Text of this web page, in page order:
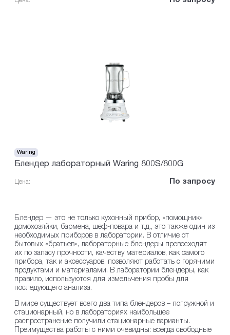
Waring
Блендер лабораторный Waring 800S/800G
Цена: По запросу
Блендер — это не только кухонный прибор, «помощник»
домохозяйки, бармена, шеф-повара и т.д., это также один из
необходимых приборов в лаборатории. В отличие от
бытовых «братьев», лабораторные блендеры превосходят
их по запасу прочности, качеству материалов, как самого
прибора, так и аксессуаров, позволяют работать с горячими
продуктами и материалами. В лаборатории блендеры, как
правило, используются для измельчения пробы для
последующего анализа.
В мире существует всего два типа блендеров – погружной и
стационарный, но в лабораториях наибольшее
распространение получили стационарные варианты.
Преимущества работы с ними очевидны: всегда свободные